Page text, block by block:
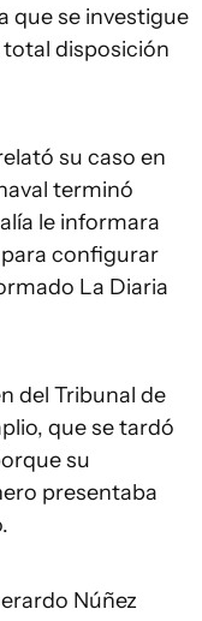
que se investigue
disposición
su caso en
terminó
le informara
configurar
La Diaria
del Tribunal de
que se tardó
su
presentaba
Núñez